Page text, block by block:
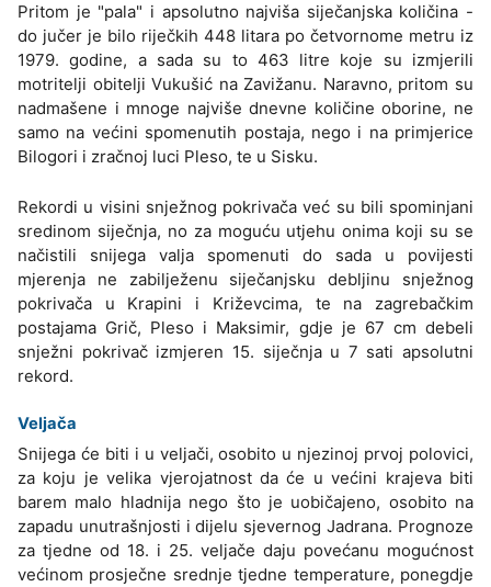
Pritom je "pala" i apsolutno najviša siječanjska količina -
do jučer je bilo riječkih 448 litara po četvornome metru iz
1979. godine, a sada su to 463 litre koje su izmjerili
motritelji obitelji Vukušić na Zavižanu. Naravno, pritom su
nadmašene i mnoge najviše dnevne količine oborine, ne
samo na većini spomenutih postaja, nego i na primjerice
Bilogori i zračnoj luci Pleso, te u Sisku.
Rekordi u visini snježnog pokrivača već su bili spominjani
sredinom siječnja, no za moguću utjehu onima koji su se
načistili snijega valja spomenuti do sada u povijesti
mjerenja ne zabilježenu siječanjsku debljinu snježnog
pokrivača u Krapini i Križevcima, te na zagrebačkim
postajama Grič, Pleso i Maksimir, gdje je 67 cm debeli
snježni pokrivač izmjeren 15. siječnja u 7 sati apsolutni
rekord.
Veljača
Snijega će biti i u veljači, osobito u njezinoj prvoj polovici,
za koju je velika vjerojatnost da će u većini krajeva biti
barem malo hladnija nego što je uobičajeno, osobito na
zapadu unutrašnjosti i dijelu sjevernog Jadrana. Prognoze
za tjedne od 18. i 25. veljače daju povećanu mogućnost
većinom prosječne srednje tjedne temperature, ponegdje